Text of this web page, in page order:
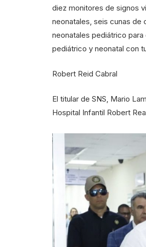
diez monitores de signos
neonatales, seis cunas de
neonatales pediátrico
pediátrico y neonatal con
Robert Reid Cabral
El titular de SNS, Mario
Hospital Infantil Robert